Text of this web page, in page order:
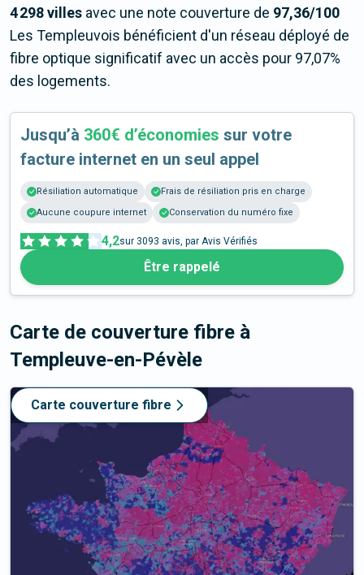
4 298 villes avec une note couverture de 97,36/100
Les Templeuvois bénéficient d'un réseau déployé de
fibre optique significatif avec un accès pour 97,07%
des logements.
Jusqu’à 360€ d’économies sur votre
facture internet en un seul appel
Résiliation automatique
Frais de résiliation pris en charge
Aucune coupure internet
Conservation du numéro fixe
4,2sur 3093 avis, par Avis Vérifiés
Être rappelé
Carte de couverture fibre à
Templeuve-en-Pévèle
Carte couverture fibre